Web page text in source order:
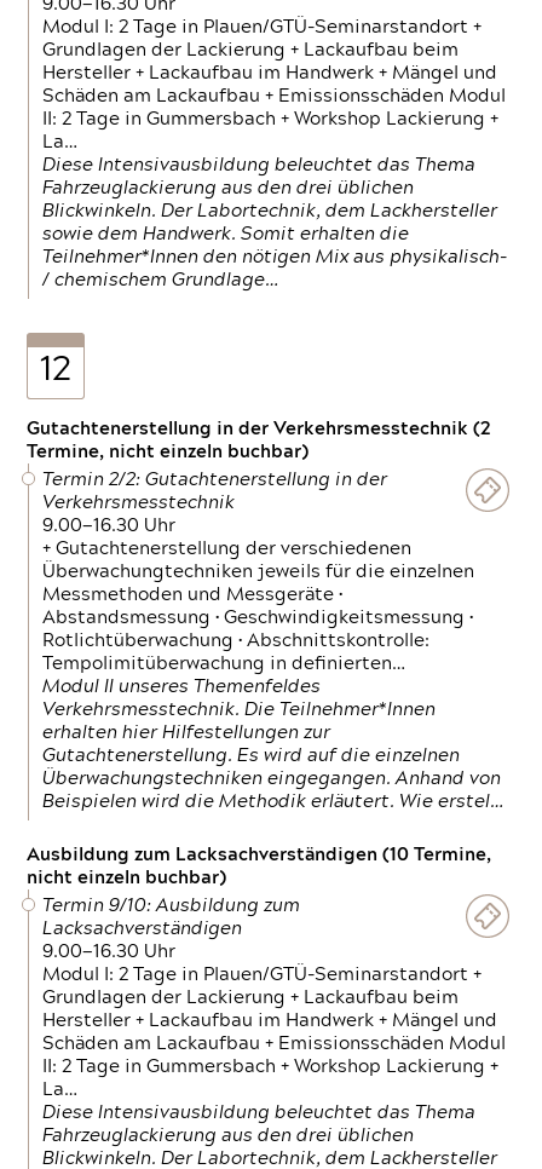
9.00—16.30 Uhr
Modul I: 2 Tage in Plauen/GTÜ-Seminarstandort +
Grundlagen der Lackierung + Lackaufbau beim
Hersteller + Lackaufbau im Handwerk + Mängel und
Schäden am Lackaufbau + Emissionsschäden Modul
II: 2 Tage in Gummersbach + Workshop Lackierung +
La…
Diese Intensivausbildung beleuchtet das Thema
Fahrzeuglackierung aus den drei üblichen
Blickwinkeln. Der Labortechnik, dem Lackhersteller
sowie dem Handwerk. Somit erhalten die
Teilnehmer*Innen den nötigen Mix aus physikalisch-
/ chemischem Grundlage…
12
Gutachtenerstellung in der Verkehrsmesstechnik (2
Termine, nicht einzeln buchbar)
Termin 2/2: Gutachtenerstellung in der
Verkehrsmesstechnik
9.00—16.30 Uhr
+ Gutachtenerstellung der verschiedenen
Überwachungtechniken jeweils für die einzelnen
Messmethoden und Messgeräte •
Abstandsmessung • Geschwindigkeitsmessung •
Rotlichtüberwachung • Abschnittskontrolle:
Tempolimitüberwachung in definierten…
Modul II unseres Themenfeldes
Verkehrsmesstechnik. Die Teilnehmer*Innen
erhalten hier Hilfestellungen zur
Gutachtenerstellung. Es wird auf die einzelnen
Überwachungstechniken eingegangen. Anhand von
Beispielen wird die Methodik erläutert. Wie erstel…
Ausbildung zum Lacksachverständigen (10 Termine,
nicht einzeln buchbar)
Termin 9/10: Ausbildung zum
Lacksachverständigen
9.00—16.30 Uhr
Modul I: 2 Tage in Plauen/GTÜ-Seminarstandort +
Grundlagen der Lackierung + Lackaufbau beim
Hersteller + Lackaufbau im Handwerk + Mängel und
Schäden am Lackaufbau + Emissionsschäden Modul
II: 2 Tage in Gummersbach + Workshop Lackierung +
La…
Diese Intensivausbildung beleuchtet das Thema
Fahrzeuglackierung aus den drei üblichen
Blickwinkeln. Der Labortechnik, dem Lackhersteller